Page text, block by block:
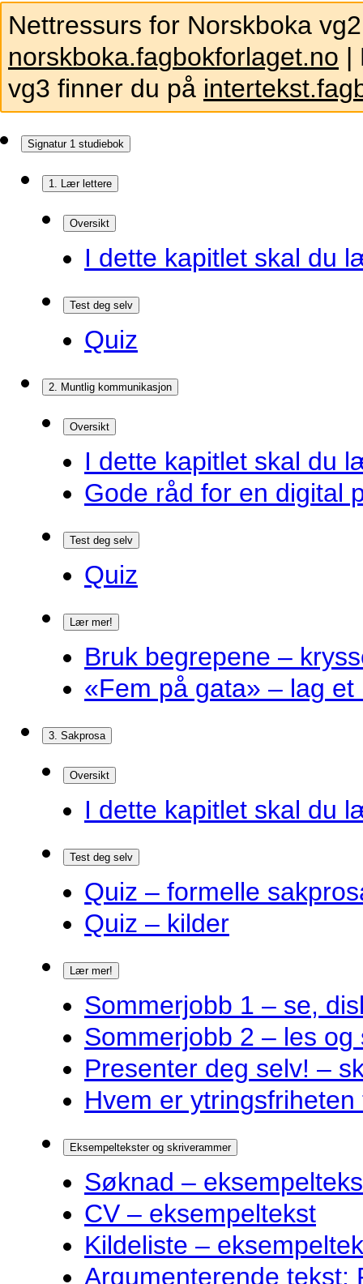
Nettressurs for Norskboka
norskboka.fagbokforlaget.no |
vg3 finner du på
Signatur 1 studiebok
1. Lær lettere
Oversikt
I dette kapitlet skal du
Test deg selv
Quiz
2. Muntlig kommunikasjon
Oversikt
I dette kapitlet skal du
Gode råd for en digital
Test deg selv
Quiz
Lær mer!
Bruk begrepene –
«Fem på gata» – lag et
3. Sakprosa
Oversikt
I dette kapitlet skal du
Test deg selv
Quiz – formelle
Quiz – kilder
Lær mer!
Sommerjobb 1 – se,
Sommerjobb 2 – les og
Presenter deg selv! –
Hvem er
Eksempeltekster og skriverammer
Søknad –
CV – eksempeltekst
Kildeliste –
Argumenterende tekst: